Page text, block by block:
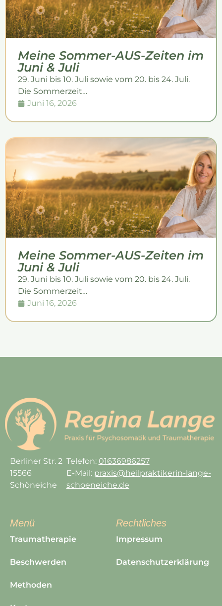
Meine Sommer-AUS-Zeiten im
Juni & Juli
29. Juni bis 10. Juli sowie vom 20. bis 24. Juli.
Die Sommerzeit…
Juni 16, 2026
Meine Sommer-AUS-Zeiten im
Juni & Juli
29. Juni bis 10. Juli sowie vom 20. bis 24. Juli.
Die Sommerzeit…
Juni 16, 2026
Berliner Str. 2
15566
Schöneiche
Telefon: 01636986257
E-Mail: praxis@heilpraktikerin-lange-
schoeneiche.de
Menü
Traumatherapie
Beschwerden
Methoden
Rechtliches
Impressum
Datenschutzerklärung